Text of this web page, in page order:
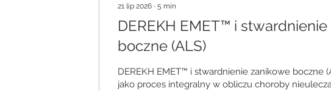
21 lip 2026 ∙ 5 min
DEREKH EMET™ i
boczne (ALS)
DEREKH EMET™ i stwardnienie zanikowe boczne
jako proces integralny w obliczu choroby